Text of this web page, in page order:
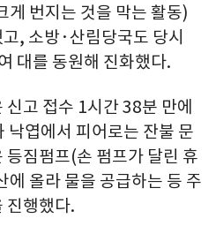
게 번지는 것을 막는 활동)
, 소방·산림당국도 당시
대를 동원해 진화했다.
고 접수 1시간 38분 만에
낙엽에서 피어로는 잔불 문
등짐펌프(손 펌프가 달린 휴
에 올라 물을 공급하는 등 주
진행했다.